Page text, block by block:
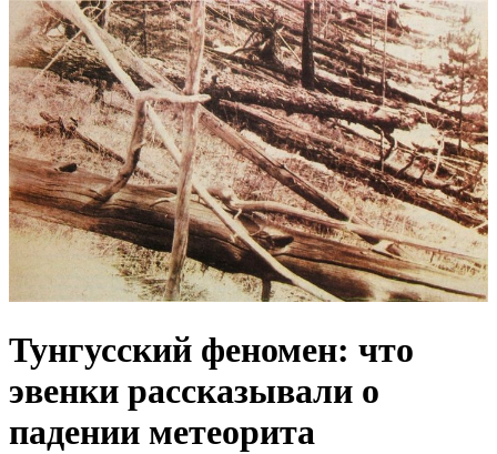
Тунгусский феномен: что
эвенки рассказывали о
падении метеорита